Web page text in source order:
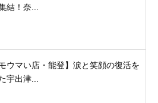
結！奈...
モウマい店・能登】涙と笑顔の復活を
宇出津...